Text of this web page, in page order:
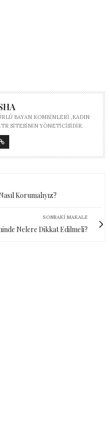
BAYAN KOMBINLERI ,KADIN
SITESININ YÖNETICISIDIR.
Korumalıyız?
SONRAKI MAKALE
Nelere Dikkat Edilmeli?